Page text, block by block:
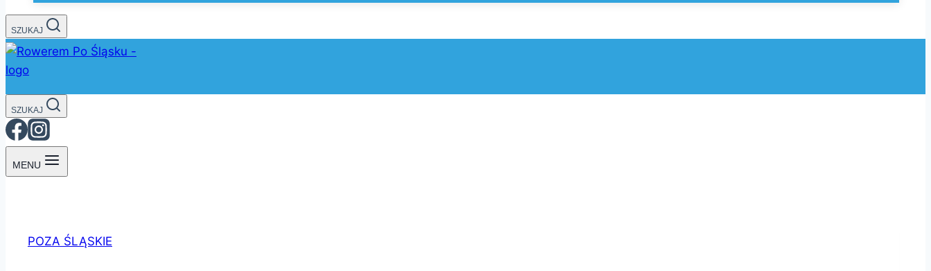
SZUKAJ
SZUKAJ
MENU
POZA ŚLĄSKIE